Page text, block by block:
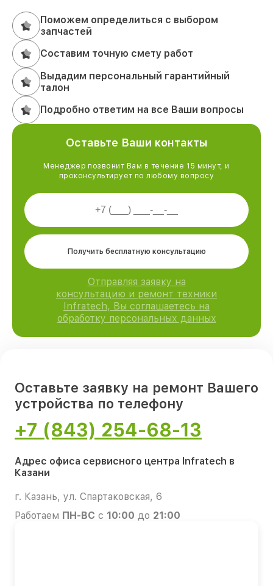
Поможем определиться с выбором
запчастей
Составим точную смету работ
Выдадим персональный гарантийный
талон
Подробно ответим на все Ваши вопросы
Оставьте Ваши контакты
Менеджер позвонит Вам в течение 15 минут, и
проконсультирует по любому вопросу
Получить бесплатную консультацию
Отправляя заявку на
консультацию и ремонт техники
Infratech, Вы соглашаетесь на
обработку персональных данных
Оставьте заявку на ремонт Вашего
устройства по телефону
+7 (843) 254-68-13
Адрес офиса сервисного центра Infratech в
Казани
г. Казань, ул. Спартаковская, 6
Работаем ПН-ВС с 10:00 до 21:00